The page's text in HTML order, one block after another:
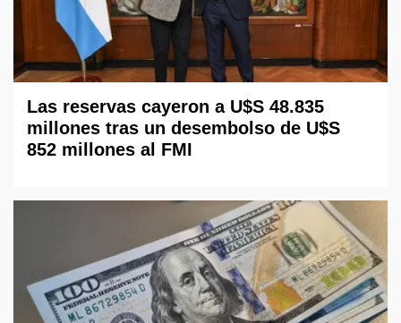
Las reservas cayeron a U$S 48.835
millones tras un desembolso de U$S
852 millones al FMI